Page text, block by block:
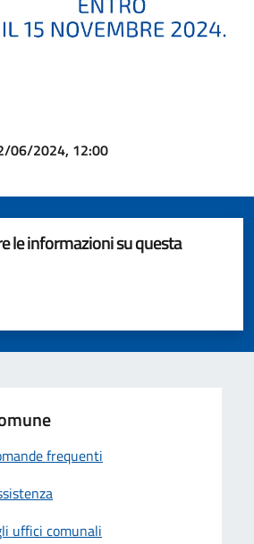
06/2024, 12:00
le informazioni su questa
5 stelle su 5
su 5
su 5
5
frequenti
uffici comunali